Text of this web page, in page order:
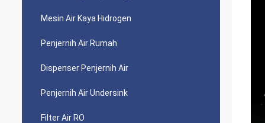
Mesin Air Kaya Hidrogen
Penjernih Air Rumah
Dispenser Penjernih Air
Penjernih Air Undersink
Filter Air RO